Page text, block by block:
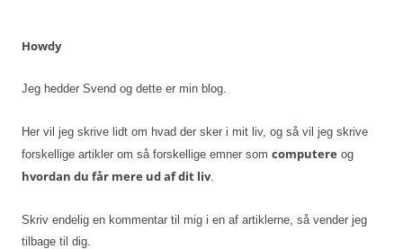
Howdy
Jeg hedder Svend og dette er min blog.
Her vil jeg skrive lidt om hvad der sker i mit liv, og så vil jeg skrive
forskellige artikler om så forskellige emner som computere og
hvordan du får mere ud af dit liv.
Skriv endelig en kommentar til mig i en af artiklerne, så vender jeg
tilbage til dig.